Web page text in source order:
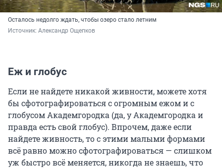
Осталось недолго ждать, чтобы озеро стало летним
Источник: Александр Ощепков
Еж и глобус
Если не найдете никакой живности, можете хотя
бы сфотографироваться с огромным ежом и с
глобусом Академгородка (да, у Академгородка и
правда есть свой глобус). Впрочем, даже если
найдете живность, то с этими малыми формами
всё равно можно сфотографироваться — слишком
уж быстро всё меняется, никогда не знаешь, что